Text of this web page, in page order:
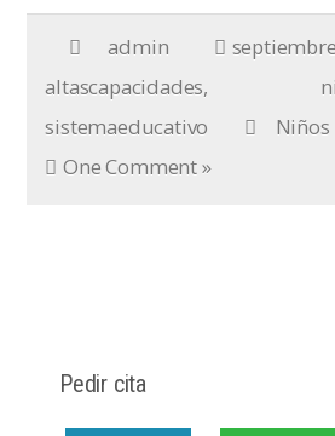
admin
altascapacidades,
sistemaeducativo
One Comment »
Pedir cita